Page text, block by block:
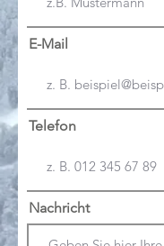
E-Mail
Telefon
Nachricht